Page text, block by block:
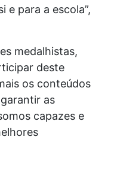
e para a escola”,
medalhistas,
deste
os conteúdos
as
capazes e